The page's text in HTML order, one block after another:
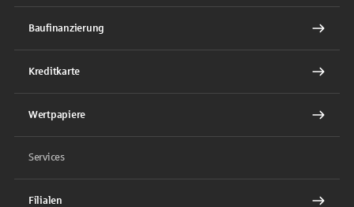
Baufinanzierung
Kreditkarte
Wertpapiere
Services
Filialen